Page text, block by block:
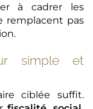
à cadrer les
remplacent pas
simple et
ciblée suffit.